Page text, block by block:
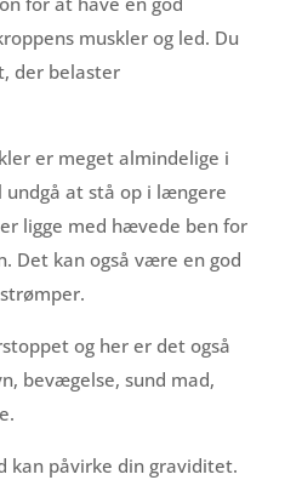
muskler og led. Du
der belaster
er meget almindelige i
undgå at stå op i længere
ligge med hævede ben for
Det kan også være en god
og her er det også
bevægelse, sund mad,
kan påvirke din graviditet.